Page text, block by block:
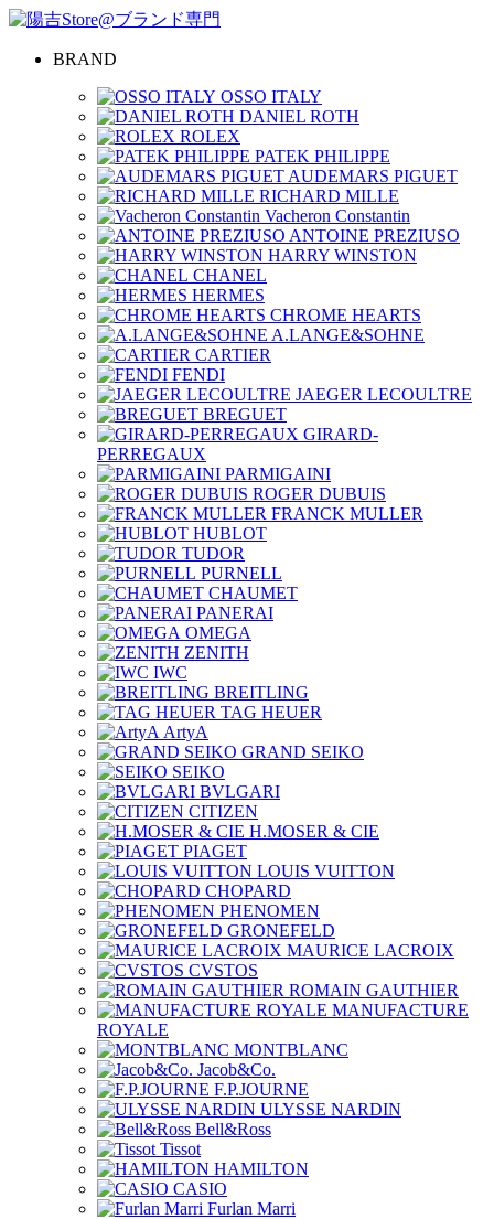
BRAND
OSSO ITALY
DANIEL ROTH
ROLEX
PATEK PHILIPPE
AUDEMARS PIGUET
RICHARD MILLE
Vacheron Constantin
ANTOINE PREZIUSO
HARRY WINSTON
CHANEL
HERMES
CHROME HEARTS
A.LANGE&SOHNE
CARTIER
FENDI
JAEGER LECOULTRE
BREGUET
GIRARD-
PERREGAUX
PARMIGAINI
ROGER DUBUIS
FRANCK MULLER
HUBLOT
TUDOR
PURNELL
CHAUMET
PANERAI
OMEGA
ZENITH
IWC
BREITLING
TAG HEUER
ArtyA
GRAND SEIKO
SEIKO
BVLGARI
CITIZEN
H.MOSER & CIE
PIAGET
LOUIS VUITTON
CHOPARD
PHENOMEN
GRONEFELD
MAURICE LACROIX
CVSTOS
ROMAIN GAUTHIER
MANUFACTURE
ROYALE
MONTBLANC
Jacob&Co.
F.P.JOURNE
ULYSSE NARDIN
Bell&Ross
Tissot
HAMILTON
CASIO
Furlan Marri